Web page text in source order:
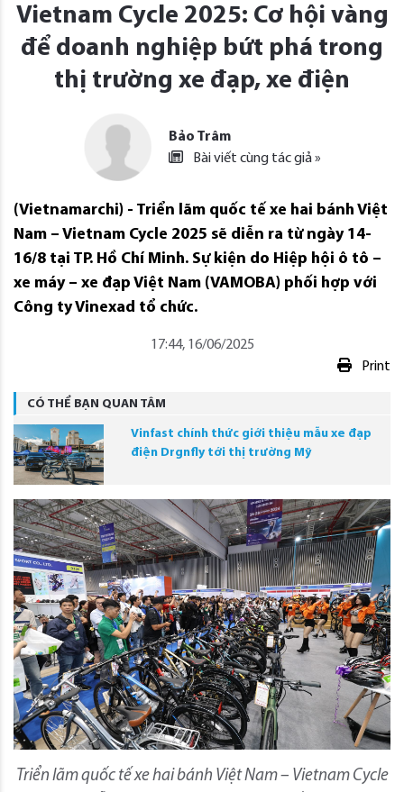
Vietnam Cycle 2025: Cơ hội vàng
để doanh nghiệp bứt phá trong
thị trường xe đạp, xe điện
Bảo Trâm
Bài viết cùng tác giả »
(Vietnamarchi) - Triển lãm quốc tế xe hai bánh Việt
Nam – Vietnam Cycle 2025 sẽ diễn ra từ ngày 14-
16/8 tại TP. Hồ Chí Minh. Sự kiện do Hiệp hội ô tô –
xe máy – xe đạp Việt Nam (VAMOBA) phối hợp với
Công ty Vinexad tổ chức.
17:44, 16/06/2025
Print
CÓ THỂ BẠN QUAN TÂM
Vinfast chính thức giới thiệu mẫu xe đạp
điện Drgnfly tới thị trường Mỹ
Triển lãm quốc tế xe hai bánh Việt Nam – Vietnam Cycle